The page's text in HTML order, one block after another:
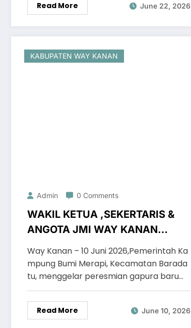
Read More June 22, 2026
KABUPATEN WAY KANAN
Admin 0 Comments
WAKIL KETUA ,SEKERTARIS &
ANGOTA JMI WAY KANAN
HADIRI PERESMIAN GAPURA
DUSUN 01 BUMI MERAPI
Way Kanan – 10 Juni 2026,Pemerintah Ka
mpung Bumi Merapi, Kecamatan Barada
tu, menggelar peresmian gapura baru…
Read More June 10, 2026